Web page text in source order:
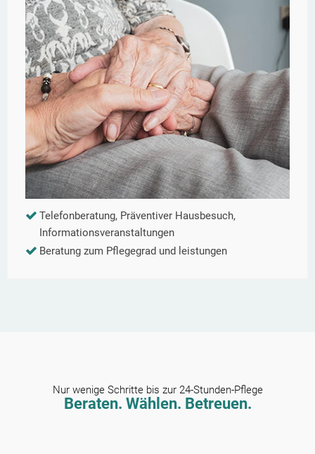
Telefonberatung, Präventiver Hausbesuch,
Informationsveranstaltungen
Beratung zum Pflegegrad und leistungen
Nur wenige Schritte bis zur 24-Stunden-Pflege
Beraten. Wählen. Betreuen.